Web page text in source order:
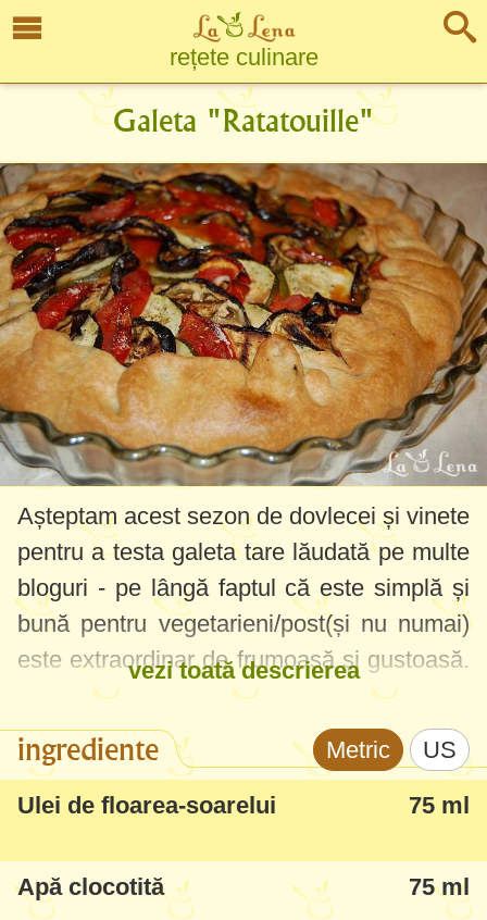
rețete culinare
Galeta "Ratatouille"
Așteptam acest sezon de dovlecei și vinete
pentru a testa galeta tare lăudată pe multe
bloguri - pe lângă faptul că este simplă și
bună pentru vegetarieni/post(și nu numai)
este extraordinar de frumoasă și gustoasă.
Aluatul crocant, legumele aromate și
fragede, efectiv se topește în gură și mai
cere și următoarea bucată :)
fost sceptică până am gustat din ea - abia
atunci mi-am dat seama că laudele au fost
vezi toată descrierea
ingrediente Metric US
Ulei de floarea-soarelui 75 ml
Apă clocotită 75 ml